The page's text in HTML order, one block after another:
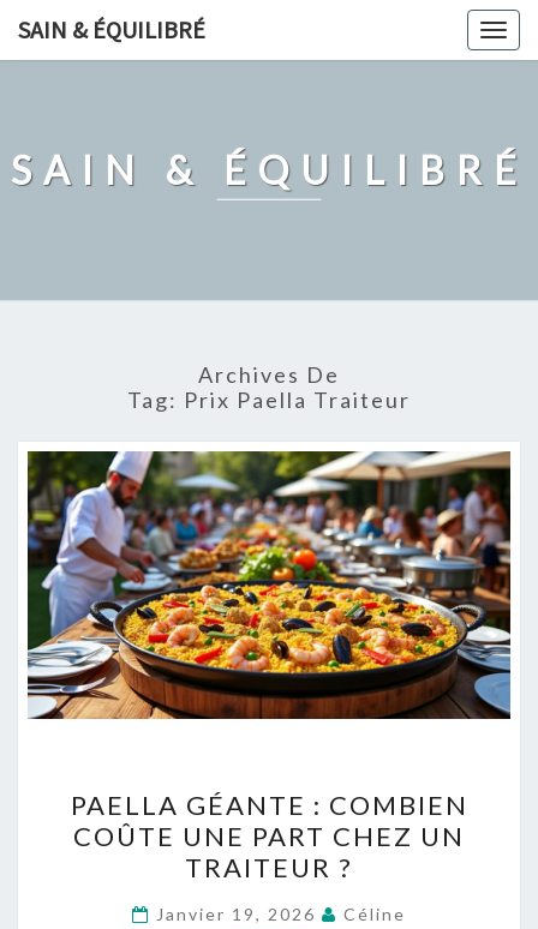
SAIN & ÉQUILIBRÉ
SAIN & ÉQUILIBRÉ
Archives De
Tag: Prix Paella Traiteur
GÉANTE
:
COMBIEN
COÛTE
PAELLA GÉANTE : COMBIEN
COÛTE UNE PART CHEZ UN
TRAITEUR ?
Janvier 19, 2026 Céline